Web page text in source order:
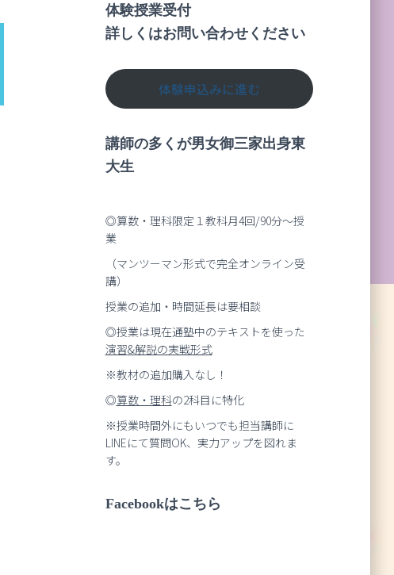
体験授業受付
詳しくはお問い合わせください
体験申込みに進む
講師の多くが男女御三家出身東
大生
◎算数・理科限定１教科月4回/90分～授
業
（マンツーマン形式で完全オンライン受
講）
授業の追加・時間延長は要相談
◎授業は現在通塾中のテキストを使った
演習&解説の実戦形式
※教材の追加購入なし！
◎算数・理科の2科目に特化
※授業時間外にもいつでも担当講師に
LINEにて質問OK、実力アップを図れま
す。
Facebookはこちら